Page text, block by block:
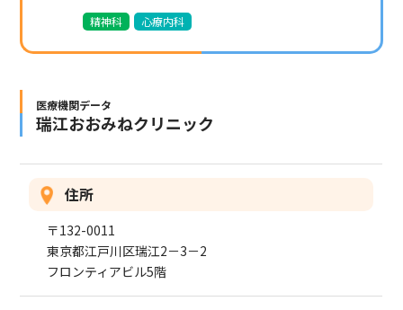
精神科
心療内科
医療機関データ
瑞江おおみねクリニック
住所
〒132-0011
東京都江戸川区瑞江2－3－2
フロンティアビル5階